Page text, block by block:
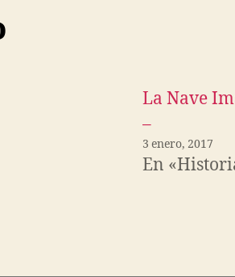
La Nave
–
3 enero, 2017
En